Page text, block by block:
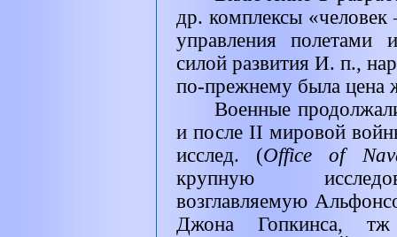
др. комплексы
управления полетами
силой развития И. п.,
по-прежнему была цена
Военные
и после II мировой
исслед. (Office of
крупную
возглавляемую
Джона Гопкинса,